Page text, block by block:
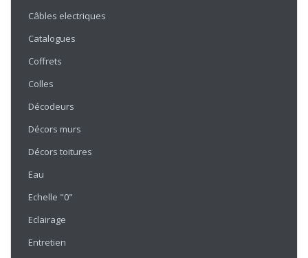
Câbles electriques
Catalogues
Coffrets
Colles
Décodeurs
Décors murs
Décors toitures
Eau
Echelle "0"
Eclairage
Entretien